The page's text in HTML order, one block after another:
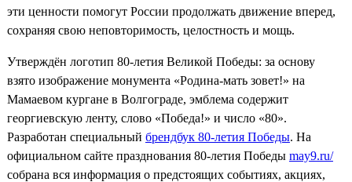
эти ценности помогут России продолжать движение вперед,
сохраняя свою неповторимость, целостность и мощь.
Утверждён логотип 80-летия Великой Победы: за основу
взято изображение монумента «Родина-мать зовет!» на
Мамаевом кургане в Волгограде, эмблема содержит
георгиевскую ленту, слово «Победа!» и число «80».
Разработан специальный брендбук 80-летия Победы. На
официальном сайте празднования 80-летия Победы may9.ru/
собрана вся информация о предстоящих событиях, акциях,